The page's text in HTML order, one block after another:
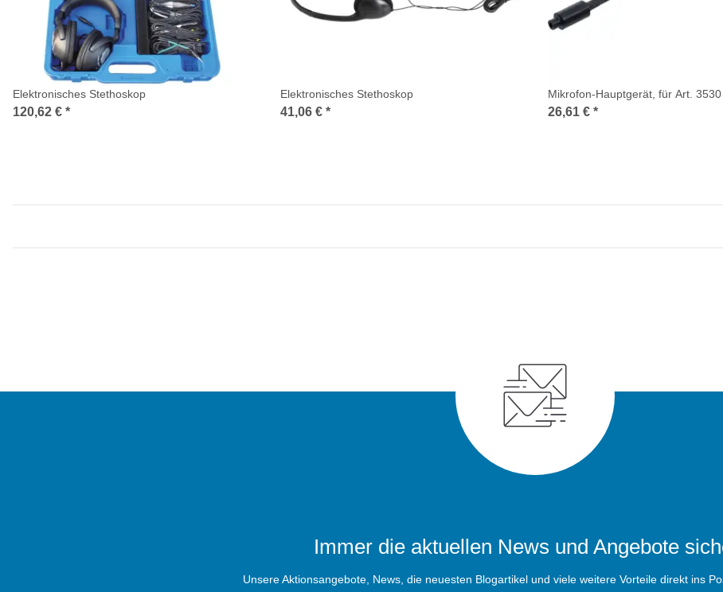
Elektronisches Stethoskop
120,62 € *
Elektronisches Stethoskop
41,06 € *
Mikrofon-Hauptgerät, für Art. 3530
26,61 € *
Immer die aktuellen News und Angebote
Unsere Aktionsangebote, News, die neuesten Blogartikel und viele weitere Vorteile direkt ins